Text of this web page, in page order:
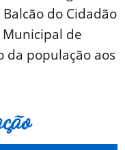
do Cidadão
de
da população aos